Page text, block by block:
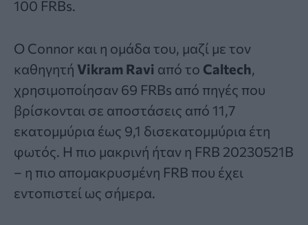
100 FRBs.
Ο Connor και η ομάδα του, μαζί με τον
καθηγητή Vikram Ravi από το Caltech,
χρησιμοποίησαν 69 FRBs από πηγές που
βρίσκονται σε αποστάσεις από 11,7
εκατομμύρια έως 9,1 δισεκατομμύρια έτη
φωτός. Η πιο μακρινή ήταν η FRB 20230521B
– η πιο απομακρυσμένη FRB που έχει
εντοπιστεί ως σήμερα.